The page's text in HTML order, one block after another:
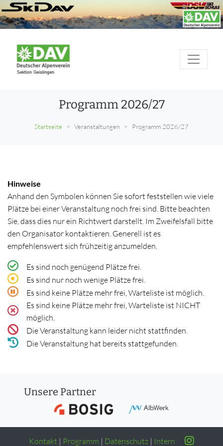
Programm 2026/27
Startseite Veranstaltungen Programm 2026/27
Hinweise
Anhand den Symbolen können Sie sofort feststellen wie viele
Plätze bei einer Veranstaltung noch frei sind. Bitte beachten
Sie, dass dies nur ein Richtwert darstellt. Im Zweifelsfall bitte
den Organisator kontaktieren. Generell ist es
empfehlenswert sich frühzeitig anzumelden.
Es sind noch genügend Plätze frei.
Es sind nur noch wenige Plätze frei.
Es sind keine Plätze mehr frei, Warteliste ist möglich.
Es sind keine Plätze mehr frei, Warteliste ist NICHT
möglich.
Die Veranstaltung kann leider nicht stattfinden.
Die Veranstaltung hat bereits stattgefunden.
Unsere Partner
Kontakt | Programm | Datenschutz | Intern